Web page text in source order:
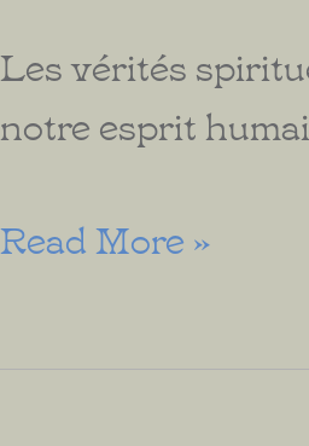
Les vérités
notre esprit
Comment
Read More »